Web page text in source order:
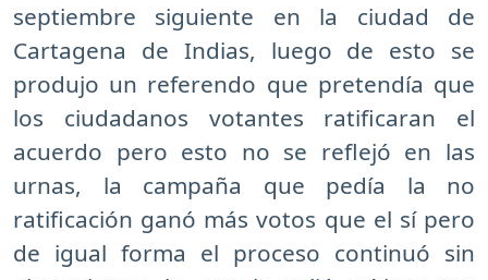
septiembre siguiente en la ciudad de
Cartagena de Indias, luego de esto se
produjo un referendo que pretendía que
los ciudadanos votantes ratificaran el
acuerdo pero esto no se reflejó en las
urnas, la campaña que pedía la no
ratificación ganó más votos que el sí pero
de igual forma el proceso continuó sin